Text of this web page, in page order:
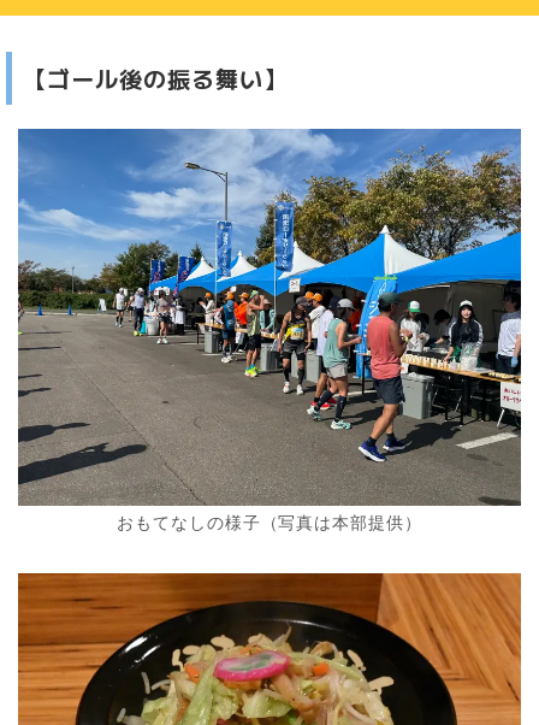
【ゴール後の振る舞い】
おもてなしの様子（写真は本部提供）